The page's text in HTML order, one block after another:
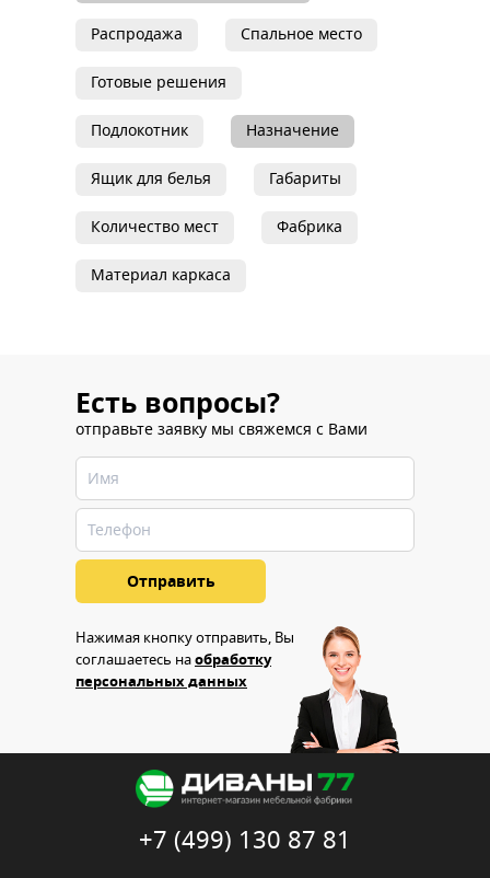
Распродажа Спальное место
Готовые решения
Подлокотник Назначение
Ящик для белья Габариты
Количество мест Фабрика
Материал каркаса
Есть вопросы?
отправьте заявку мы свяжемся с Вами
Нажимая кнопку отправить, Вы
соглашаетесь наобработку
персональных данных
+7 (499) 130 87 81